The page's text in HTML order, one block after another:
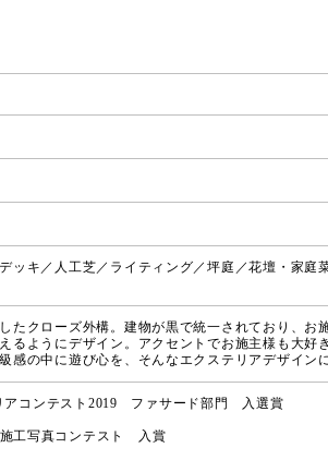
ッキ／人工芝／ライティング／坪庭／花壇・家庭
たクローズ外構。建物が黒で統一されており、お
るようにデザイン。アクセントでお施主様も大好
感の中に遊び心を、そんなエクステリアデザイン
コンテスト2019 ファサード部門 入選賞
工写真コンテスト 入賞